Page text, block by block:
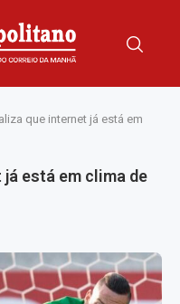
que internet já está em
está em clima de